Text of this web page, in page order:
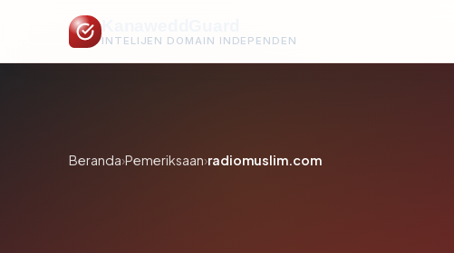
INTELIJEN DOMAIN INDEPENDEN
Beranda›Pemeriksaan›radiomuslim.com